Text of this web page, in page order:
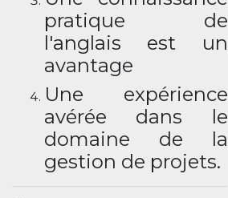
pratique de
l'anglais est un
avantage
Une expérience
avérée dans le
domaine de la
gestion de projets.